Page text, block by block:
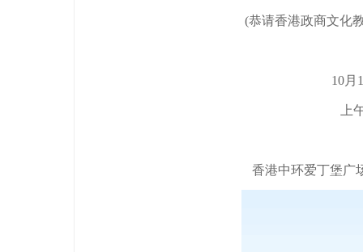
(恭请香港政商文化
10月
上
香港中环爱丁堡广